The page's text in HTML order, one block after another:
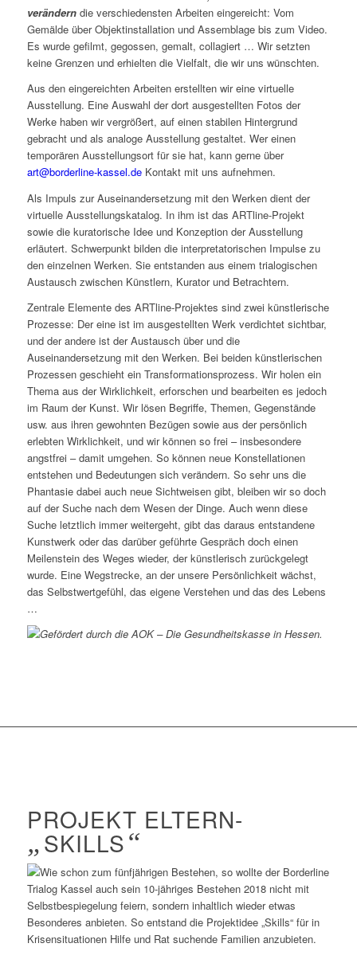
veränderndie verschiedensten Arbeiten eingereicht: Vom
Gemälde über Objektinstallation und Assemblage bis zum Video.
Es wurde gefilmt, gegossen, gemalt, collagiert … Wir setzten
keine Grenzen und erhielten die Vielfalt, die wir uns wünschten.
Aus den eingereichten Arbeiten erstellten wir eine virtuelle
Ausstellung. Eine Auswahl der dort ausgestellten Fotos der
Werke haben wir vergrößert, auf einen stabilen Hintergrund
gebracht und als analoge Ausstellung gestaltet. Wer einen
temporären Ausstellungsort für sie hat, kann gerne über
art@borderline-kassel.deKontakt mit uns aufnehmen.
Als Impuls zur Auseinandersetzung mit den Werken dient der
virtuelle Ausstellungskatalog. In ihm ist das ARTline-Projekt
sowie die kuratorische Idee und Konzeption der Ausstellung
erläutert. Schwerpunkt bilden die interpretatorischen Impulse zu
den einzelnen Werken. Sie entstanden aus einem trialogischen
Austausch zwischen Künstlern, Kurator und Betrachtern.
Zentrale Elemente des ARTline-Projektes sind zwei künstlerische
Prozesse: Der eine ist im ausgestellten Werk verdichtet sichtbar,
und der andere ist der Austausch über und die
Auseinandersetzung mit den Werken. Bei beiden künstlerischen
Prozessen geschieht ein Transformationsprozess. Wir holen ein
Thema aus der Wirklichkeit, erforschen und bearbeiten es jedoch
im Raum der Kunst. Wir lösen Begriffe, Themen, Gegenstände
usw. aus ihren gewohnten Bezügen sowie aus der persönlich
erlebten Wirklichkeit, und wir können so frei – insbesondere
angstfrei – damit umgehen. So können neue Konstellationen
entstehen und Bedeutungen sich verändern. So sehr uns die
Phantasie dabei auch neue Sichtweisen gibt, bleiben wir so doch
auf der Suche nach dem Wesen der Dinge. Auch wenn diese
Suche letztlich immer weitergeht, gibt das daraus entstandene
Kunstwerk oder das darüber geführte Gespräch doch einen
Meilenstein des Weges wieder, der künstlerisch zurückgelegt
wurde. Eine Wegstrecke, an der unsere Persönlichkeit wächst,
das Selbstwertgefühl, das eigene Verstehen und das des Lebens
…
Gefördert durch die AOK – Die Gesundheitskasse in Hessen.
PROJEKT ELTERN-
„SKILLS“
Wie schon zum fünfjährigen Bestehen, so wollte der Borderline
Trialog Kassel auch sein 10-jähriges Bestehen 2018 nicht mit
Selbstbespiegelung feiern, sondern inhaltlich wieder etwas
Besonderes anbieten. So entstand die Projektidee „Skills“ für in
Krisensituationen Hilfe und Rat suchende Familien anzubieten.